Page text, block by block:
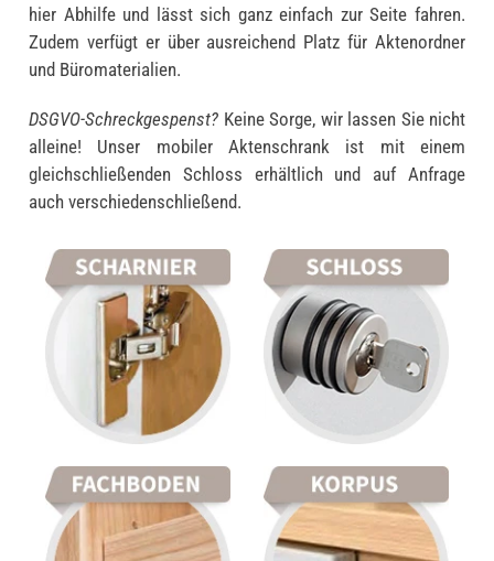
hier Abhilfe und lässt sich ganz einfach zur Seite fahren.
Zudem verfügt er über ausreichend Platz für Aktenordner
und Büromaterialien.
DSGVO-Schreckgespenst? Keine Sorge, wir lassen Sie nicht
alleine! Unser mobiler Aktenschrank ist mit einem
gleichschließenden Schloss erhältlich und auf Anfrage
auch verschiedenschließend.